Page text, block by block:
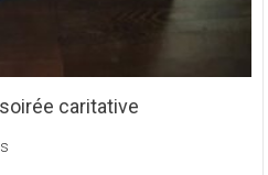
caritative